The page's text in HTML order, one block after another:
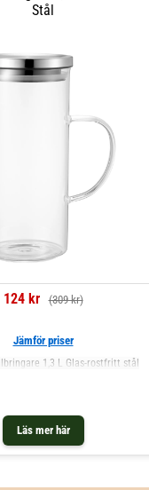
Stål
124 kr (309 kr)
Läs mer här
Jämför priser
1,3 L Glas-rostfritt stål